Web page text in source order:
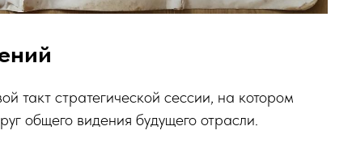
такт стратегической сессии, на котором
общего видения будущего отрасли.